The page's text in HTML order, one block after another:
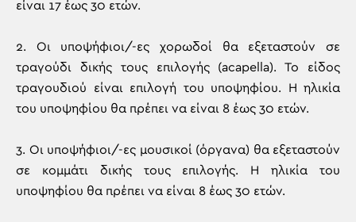
είναι 17 έως 30 ετών.
2. Οι υποψήφιοι/-ες χορωδοί θα εξεταστούν σε
τραγούδι δικής τους επιλογής (acapella). Το είδος
τραγουδιού είναι επιλογή του υποψηφίου. Η ηλικία
του υποψηφίου θα πρέπει να είναι 8 έως 30 ετών.
3. Οι υποψήφιοι/-ες μουσικοί (όργανα) θα εξεταστούν
σε κομμάτι δικής τους επιλογής. Η ηλικία του
υποψηφίου θα πρέπει να είναι 8 έως 30 ετών.